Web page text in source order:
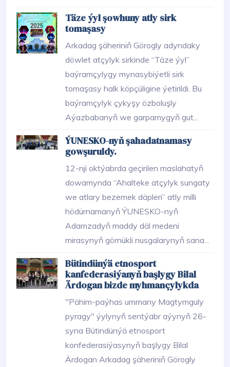
Täze ýyl şowhuny atly sirk
tomaşasy
Arkadag şäheriniň Görogly adyndaky
döwlet atçylyk sirkinde “Täze ýyl”
baýramçylygy mynasybiýetli sirk
tomaşasy halk köpçüligine ýetirildi. Bu
baýramçylyk çykyşy özboluşly
Aýazbabanyň we garpamygyň gut...
ÝUNESKO-nyň şahadatnamasy
gowşuruldy.
12-nji oktýabrda geçirilen maslahatyň
dowamynda “Ahalteke atçylyk sungaty
we atlary bezemek däpleri” atly milli
hödürnamanyň ÝUNESKO-nyň
Adamzadyň maddy däl medeni
mirasynyň görnükli nusgalarynyň sana...
Bütindünýä etnosport
kanfederasiýanyň başlygy Bilal
Ärdogan bizde myhmançylykda
"Pähim-paýhas ummany Magtymguly
pyragy" ýylynyň sentýabr aýynyň 26-
syna Bütindünýä etnosport
konfederasiýasynyň başlygy Bilal
Ärdogan Arkadag şäheriniň Görogly